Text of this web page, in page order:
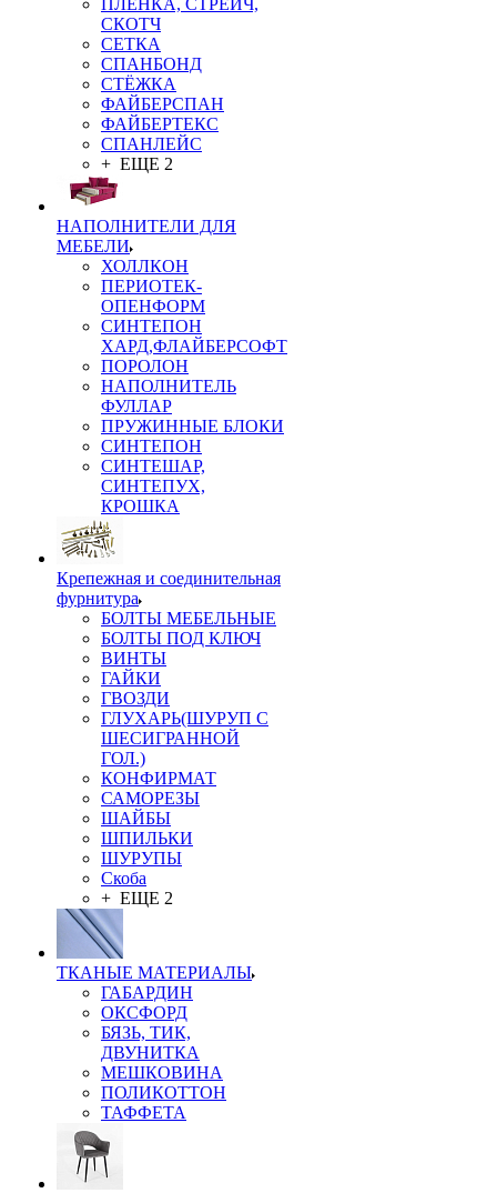
ПЛЁНКА, СТРЕЙЧ,
СКОТЧ
СЕТКА
СПАНБОНД
СТЁЖКА
ФАЙБЕРСПАН
ФАЙБЕРТЕКС
СПАНЛЕЙС
+ ЕЩЕ 2
НАПОЛНИТЕЛИ ДЛЯ
МЕБЕЛИ
ХОЛЛКОН
ПЕРИОТЕК-
ОПЕНФОРМ
СИНТЕПОН
ХАРД,ФЛАЙБЕРСОФТ
ПОРОЛОН
НАПОЛНИТЕЛЬ
ФУЛЛАР
ПРУЖИННЫЕ БЛОКИ
СИНТЕПОН
СИНТЕШАР,
СИНТЕПУХ,
КРОШКА
Крепежная и соединительная
фурнитура
БОЛТЫ МЕБЕЛЬНЫЕ
БОЛТЫ ПОД КЛЮЧ
ВИНТЫ
ГАЙКИ
ГВОЗДИ
ГЛУХАРЬ(ШУРУП С
ШЕСИГРАННОЙ
ГОЛ.)
КОНФИРМАТ
САМОРЕЗЫ
ШАЙБЫ
ШПИЛЬКИ
ШУРУПЫ
Скоба
+ ЕЩЕ 2
ТКАНЫЕ МАТЕРИАЛЫ
ГАБАРДИН
ОКСФОРД
БЯЗЬ, ТИК,
ДВУНИТКА
МЕШКОВИНА
ПОЛИКОТТОН
ТАФФЕТА